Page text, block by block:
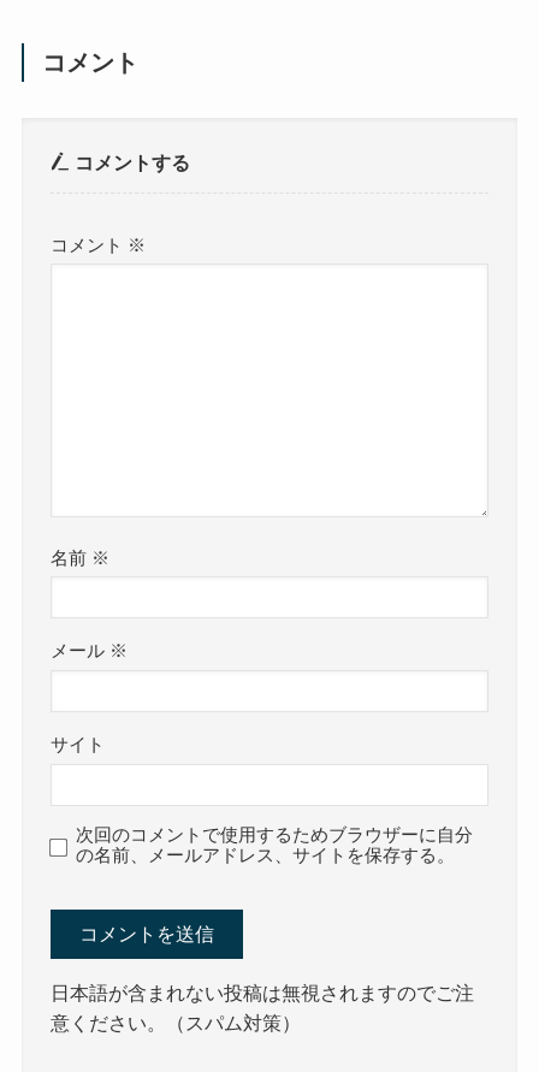
コメント
コメントする
コメント ※
名前 ※
メール ※
サイト
次回のコメントで使用するためブラウザーに自分
の名前、メールアドレス、サイトを保存する。
日本語が含まれない投稿は無視されますのでご注
意ください。（スパム対策）